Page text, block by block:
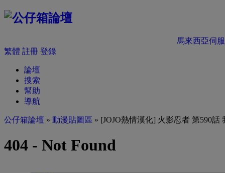
馬來西亞伺
繁體 註冊 登錄
論壇
搜索
幫助
導航
公仔箱論壇 » 動漫貼圖區 » [JOJO熱情漢化] 火影忍者 第590話